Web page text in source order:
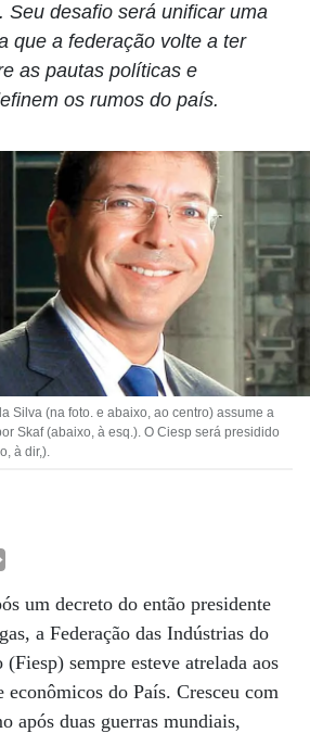
Seu desafio será unificar uma
que a federação volte a ter
as pautas políticas e
os rumos do país.
Silva (na foto. e abaixo, ao centro) assume a
Skaf (abaixo, à esq.). O Ciesp será presidido
à dir,).
um decreto do então presidente
a Federação das Indústrias do
(Fiesp) sempre esteve atrelada aos
econômicos do País. Cresceu com
após duas guerras mundiais,